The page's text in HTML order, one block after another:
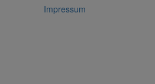
Impressum